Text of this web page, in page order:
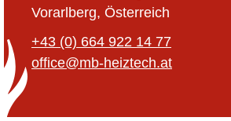
Vorarlberg, Österreich
+43 (0) 664 922 14 77
office@mb-heiztech.at